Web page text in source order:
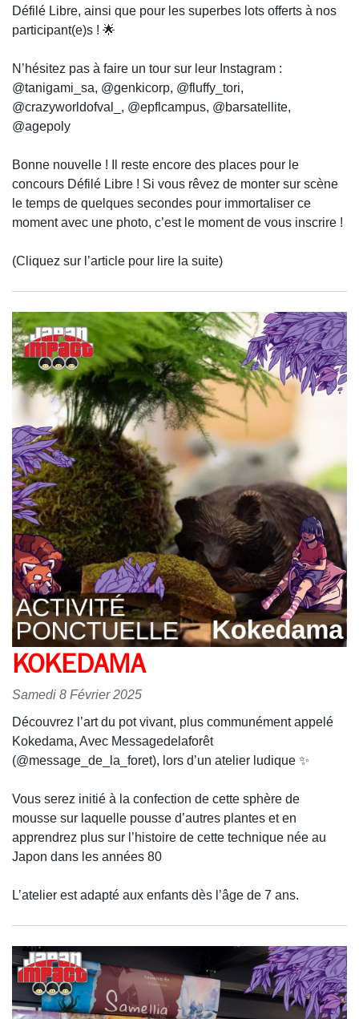
Défilé Libre, ainsi que pour les superbes lots offerts à nos
participant(e)s ! 🌟
N’hésitez pas à faire un tour sur leur Instagram :
@tanigami_sa, @genkicorp, @fluffy_tori,
@crazyworldofval_, @epflcampus, @barsatellite,
@agepoly
Bonne nouvelle ! Il reste encore des places pour le
concours Défilé Libre ! Si vous rêvez de monter sur scène
le temps de quelques secondes pour immortaliser ce
moment avec une photo, c’est le moment de vous inscrire !
(Cliquez sur l’article pour lire la suite)
KOKEDAMA
Samedi 8 Février 2025
Découvrez l’art du pot vivant, plus communément appelé
Kokedama, Avec Messagedelaforêt
(@message_de_la_foret), lors d’un atelier ludique ✨
Vous serez initié à la confection de cette sphère de
mousse sur laquelle pousse d’autres plantes et en
apprendrez plus sur l’histoire de cette technique née au
Japon dans les années 80
L’atelier est adapté aux enfants dès l’âge de 7 ans.